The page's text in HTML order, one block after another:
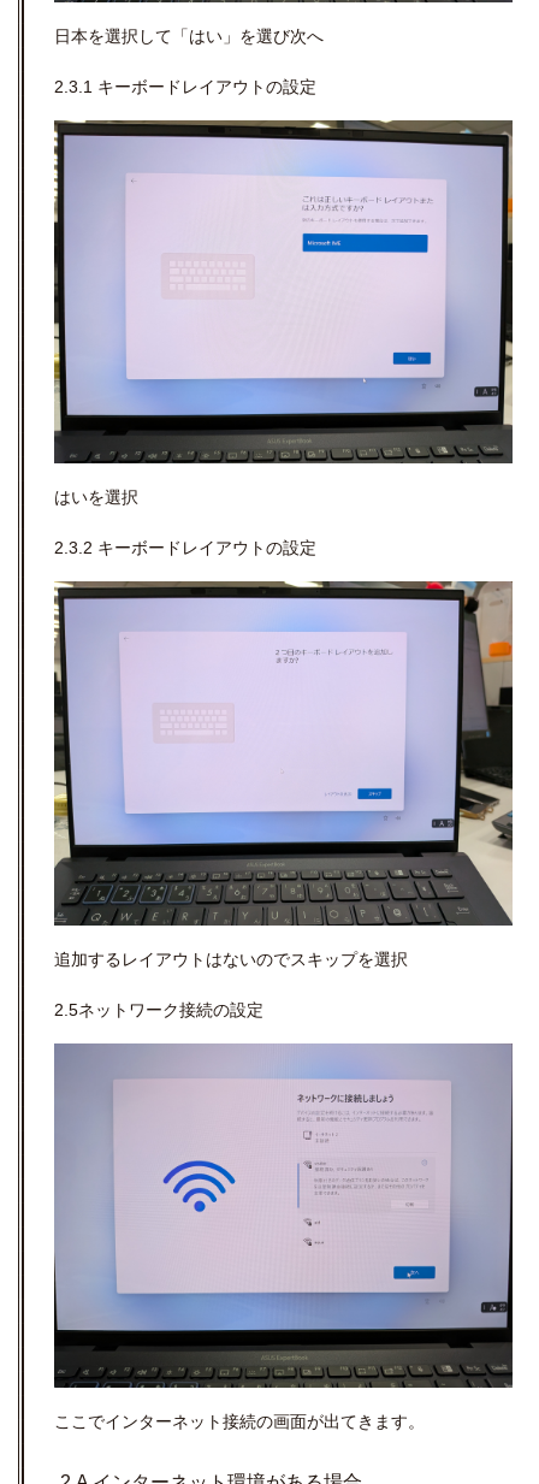
日本を選択して「はい」を選び次へ
2.3.1 キーボードレイアウトの設定
はいを選択
2.3.2 キーボードレイアウトの設定
追加するレイアウトはないのでスキップを選択
2.5ネットワーク接続の設定
ここでインターネット接続の画面が出てきます。